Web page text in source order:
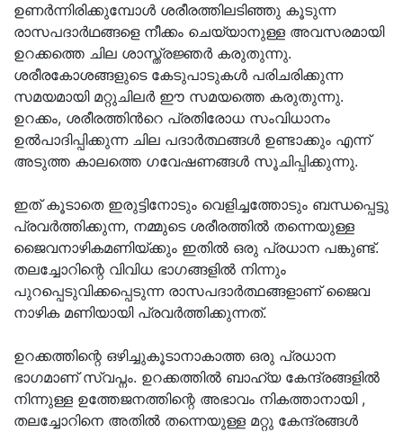
ഉണർന്നിരിക്കുമ്പോൾ ശരീരത്തിലടിഞ്ഞു കൂടുന്ന
രാസപദാർഥങ്ങളെ നീക്കം ചെയ്യാനുള്ള അവസരമായി
ഉറക്കത്തെ ചില ശാസ്ത്രജ്ഞർ കരുതുന്നു.
ശരീരകോശങ്ങളുടെ കേടുപാടുകൾ പരിചരിക്കുന്ന
സമയമായി മറ്റുചിലർ ഈ സമയത്തെ കരുതുന്നു.
ഉറക്കം, ശരീരത്തിൻറെ പ്രതിരോധ സംവിധാനം
ഉൽപാദിപ്പിക്കുന്ന ചില പദാർത്ഥങ്ങൾ ഉണ്ടാക്കും എന്ന്
അടുത്ത കാലത്തെ ഗവേഷണങ്ങൾ സൂചിപ്പിക്കുന്നു.
ഇത് കൂടാതെ ഇരുട്ടിനോടും വെളിച്ചത്തോടും ബന്ധപ്പെട്ടു
പ്രവർത്തിക്കുന്ന, നമ്മുടെ ശരീരത്തിൽ തന്നെയുള്ള
ജൈവനാഴികമണിയ്ക്കും ഇതിൽ ഒരു പ്രധാന പങ്കുണ്ട്.
തലച്ചോറിന്റെ വിവിധ ഭാഗങ്ങളിൽ നിന്നും
പുറപ്പെടുവിക്കപ്പെടുന്ന രാസപദാർത്ഥങ്ങളാണ് ജൈവ
നാഴിക മണിയായി പ്രവർത്തിക്കുന്നത്.
ഉറക്കത്തിന്റെ ഒഴിച്ചുകൂടാനാകാത്ത ഒരു പ്രധാന
ഭാഗമാണ് സ്വപ്നം. ഉറക്കത്തിൽ ബാഹ്യ കേന്ദ്രങ്ങളിൽ
നിന്നുള്ള ഉത്തേജനത്തിന്റെ അഭാവം നികത്താനായി ,
തലച്ചോറിനെ അതിൽ തന്നെയുള്ള മറ്റു കേന്ദ്രങ്ങൾ